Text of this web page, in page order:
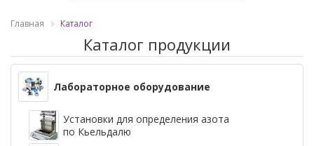
Главная Каталог
Каталог продукции
Лабораторное оборудование
Установки для определения азота
по Кьельдалю